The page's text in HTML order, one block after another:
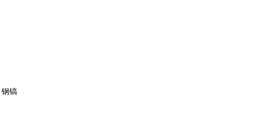
钢镐